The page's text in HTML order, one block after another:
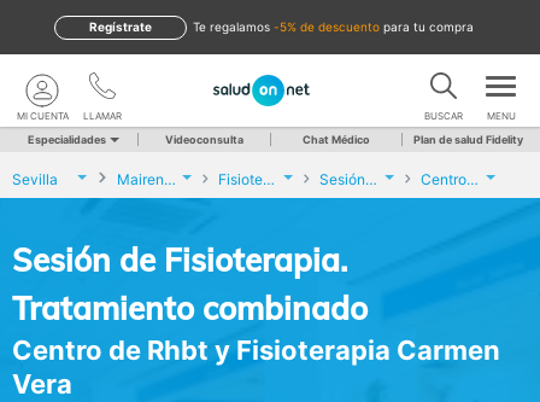
te regalamos -5% de descuento para tu compra
Regístrate
LLAMAR
MI CUENTA BUSCAR MENU
Especialidades Videoconsulta Chat Médico Plan de salud Fidelity
Sevilla Mairena del Aljarafe Fisioterapia Sesión de Fisioterapia. Tratamiento combinado Centro de Rhbt y Fisioterapia Carmen Vera
Sesión de Fisioterapia.
Tratamiento combinado
Centro de Rhbt y Fisioterapia Carmen
Vera